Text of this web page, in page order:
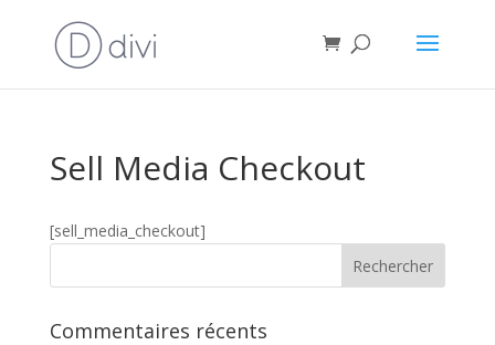
Sell Media Checkout
[sell_media_checkout]
Commentaires récents